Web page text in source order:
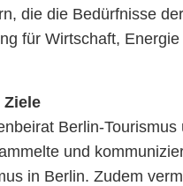
die die Bedürfnisse
für Wirtschaft,
Ziele
Berlin-
und
in Berlin. Zudem